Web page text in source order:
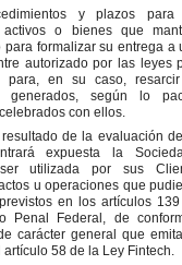
y plazos
activos o bienes que
para formalizar su entrega a
autorizado por las leyes
para, en su caso,
generados, según lo
con ellos.
de la evaluación
expuesta la
utilizada por sus
u operaciones que
en los artículos
Penal Federal, de
carácter general que
58 de la Ley Fintech.